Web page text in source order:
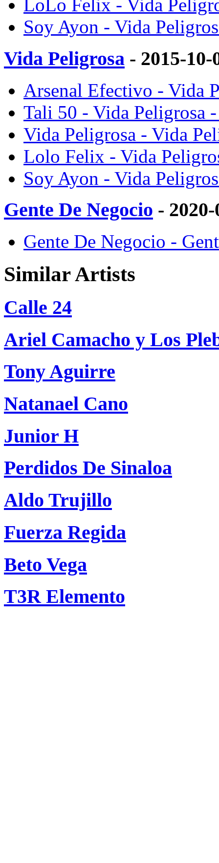
LoLo Felix - Vida
Soy Ayon - Vida
Vida Peligrosa - 2015-
Arsenal Efectivo - Vida
Tali 50 - Vida Peligrosa
Vida Peligrosa - Vida
Lolo Felix - Vida
Soy Ayon - Vida
Gente De Negocio -
Gente De Negocio -
Similar Artists
Calle 24
Ariel Camacho y Los
Tony Aguirre
Natanael Cano
Junior H
Perdidos De Sinaloa
Aldo Trujillo
Fuerza Regida
Beto Vega
T3R Elemento